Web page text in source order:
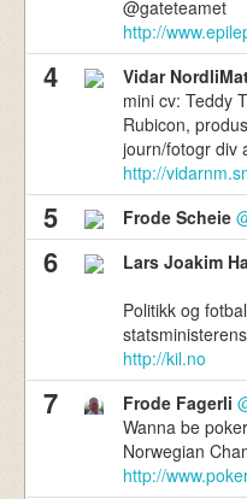
@gateteamet
http://
4 Vidar
mini cv: Teddy
Rubicon,
journ/fotogr div
http://
5 Frode Scheie
6 Lars Joakim
Politikk og
http://kil.no
7 Frode Fagerli
Wanna be
Norwegian
http://